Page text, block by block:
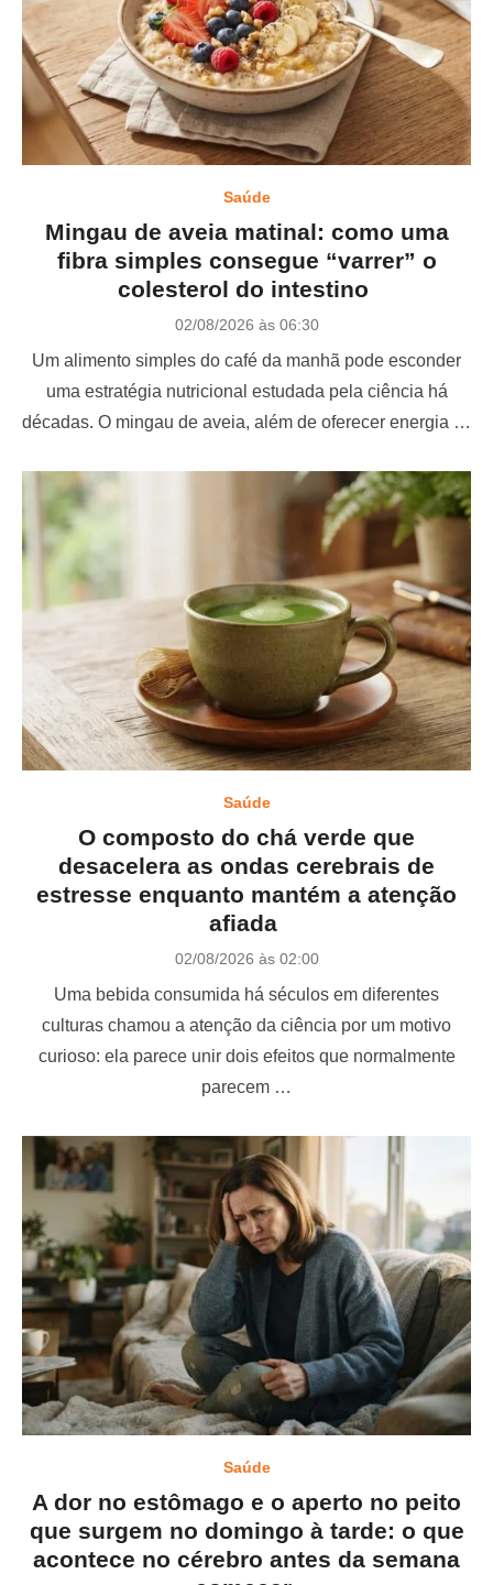
Saúde
Mingau de aveia matinal: como uma
fibra simples consegue “varrer” o
colesterol do intestino
P
s
e
d
02/08/2026 às 06:30
Um alimento simples do café da manhã pode esconder
uma estratégia nutricional estudada pela ciência há
décadas. O mingau de aveia, além de oferecer energia …
Saúde
O composto do chá verde que
desacelera as ondas cerebrais de
estresse enquanto mantém a atenção
afiada
P
s
e
d
02/08/2026 às 02:00
Uma bebida consumida há séculos em diferentes
culturas chamou a atenção da ciência por um motivo
curioso: ela parece unir dois efeitos que normalmente
parecem …
Saúde
A dor no estômago e o aperto no peito
que surgem no domingo à tarde: o que
acontece no cérebro antes da semana